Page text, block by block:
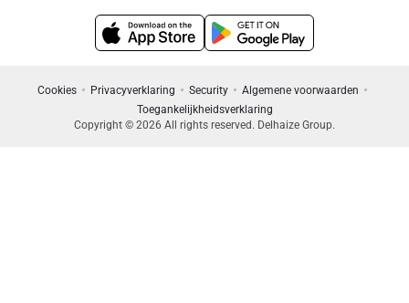
Cookies Privacyverklaring Security
Algemene voorwaarden
Toegankelijkheidsverklaring
Copyright © 2026 All rights reserved. Delhaize Group.